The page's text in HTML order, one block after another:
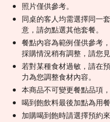
照片僅供參考。
同桌的客人均需選擇同一
意，請勿點選其他套餐。
餐點內容為範例僅供參考
採購情況稍有調整，請您見
若對某種食材過敏，請在
力為您調整食材內容。
本商品不可變更餐點品項，
喝到飽飲料最後加點為用
加購喝到飽時請選擇預約來